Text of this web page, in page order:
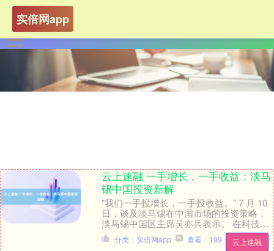
实倍网app
云上速融 一手增长，一手收益：淡马
锡中国投资新解
"我们一手投增长，一手投收益。" 7 月 10
日，谈及淡马锡在中国市场的投资策略，
淡马锡中国区主席吴亦兵表示。 在科技资
产吸引大量资金、消费和传统行业相对遇
冷....
云上速融
分类：实倍网app 查看：199